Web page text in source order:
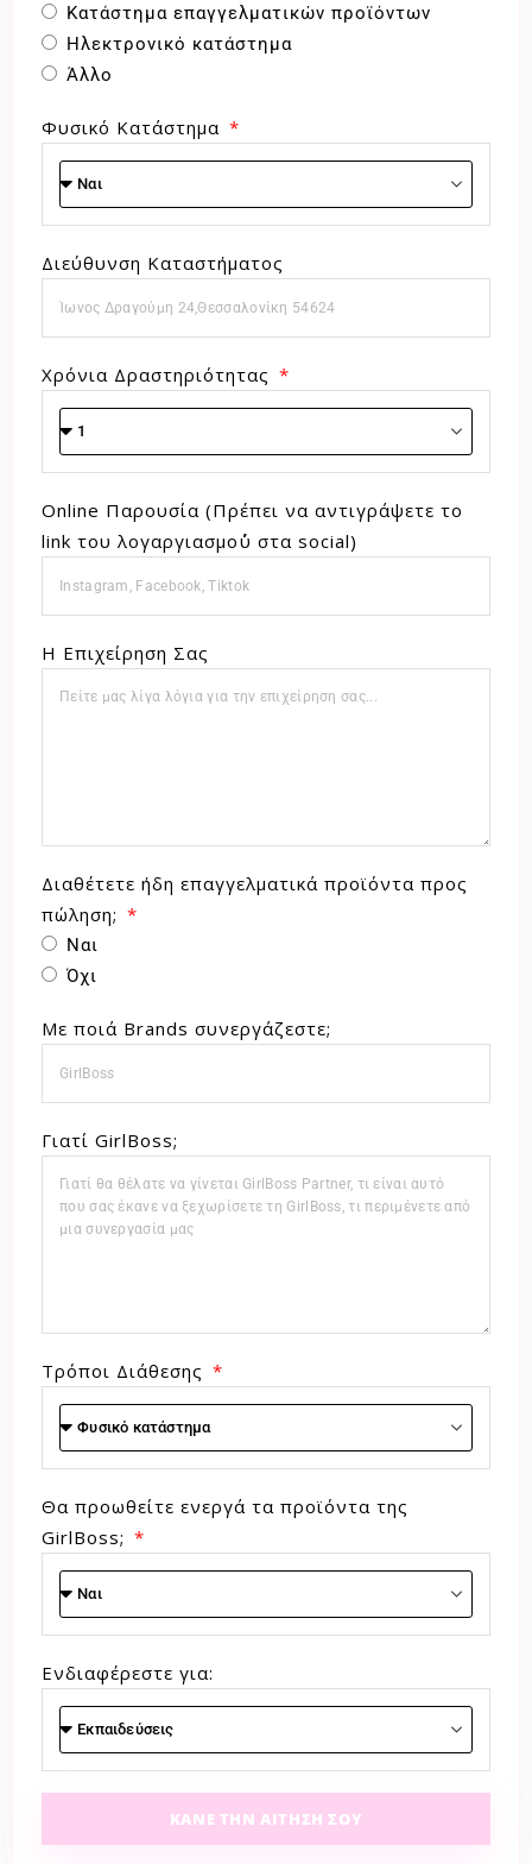
Κατάστημα επαγγελματικών προϊόντων
Ηλεκτρονικό κατάστημα
Άλλο
Φυσικό Κατάστημα
Διεύθυνση Καταστήματος
Χρόνια Δραστηριότητας
Online Παρουσία (Πρέπει να αντιγράψετε το
link του λογαργιασμο΄ύ στα social)
Η Επιχείρηση Σας
Διαθέτετε ήδη επαγγελματικά προϊόντα προς
πώληση;
Ναι
Όχι
Με ποιά Brands συνεργάζεστε;
Γιατί GirlBoss;
Τρόποι Διάθεσης
Θα προωθείτε ενεργά τα προϊόντα της
GirlBoss;
Ενδιαφέρεστε για:
ΚΆΝΕ ΤΗΝ ΑΊΤΗΣΗ ΣΟΥ